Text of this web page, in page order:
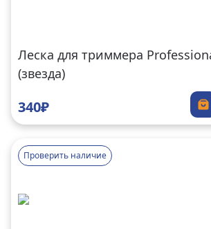
Леска для триммера
(звезда)
340₽
Проверить наличие